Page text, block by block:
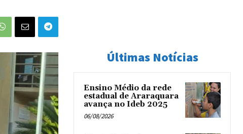
Últimas Notícias
Ensino Médio da rede
estadual de Araraquara
avança no Ideb 2025
06/08/2026